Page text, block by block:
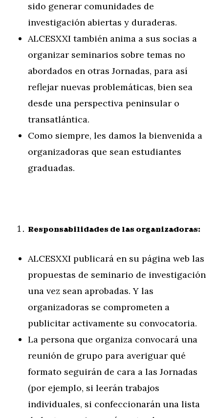
sido generar comunidades de
investigación abiertas y duraderas.
ALCESXXI también anima a sus socias a
organizar seminarios sobre temas no
abordados en otras Jornadas, para así
reflejar nuevas problemáticas, bien sea
desde una perspectiva peninsular o
transatlántica.
Como siempre, les damos la bienvenida a
organizadoras que sean estudiantes
graduadas.
Responsabilidades de las organizadoras:
ALCESXXI publicará en su página web las
propuestas de seminario de investigación
una vez sean aprobadas. Y las
organizadoras se comprometen a
publicitar activamente su convocatoria.
La persona que organiza convocará una
reunión de grupo para averiguar qué
formato seguirán de cara a las Jornadas
(por ejemplo, si leerán trabajos
individuales, si confeccionarán una lista